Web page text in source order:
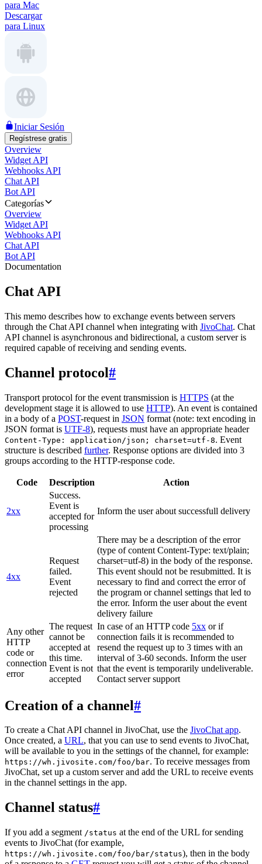
para Mac
Descargar
para Linux
Iniciar Sesión
Regístrese gratis
Overview
Widget API
Webhooks API
Chat API
Bot API
Categorías
Overview
Widget API
Webhooks API
Chat API
Bot API
Documentation
Chat API
This memo describes how to exchange events between servers
through the Chat API channel when integrating with JivoChat. Chat
API channel is asynchronous and bidirectional, a custom server is
required capable of receiving and sending events.
Channel protocol#
Transport protocol for the event transmission is HTTPS (at the
development stage it is allowed to use HTTP). An event is contained
in a body of a POST-request in JSON format (note: text encoding in
JSON format is UTF-8), requests must have an appropriate header
Content-Type: application/json; charset=utf-8. Event
structure is described further. Response options are divided into 3
groups according to the HTTP-response code.
Code Description Action
2xx
Success.
Event is
accepted for
processing
Inform the user about successfull delivery
4xx
Request
failed.
Event
rejected
There may be a description of the error
(type of content Content-Type: text/plain;
charset=utf-8) in the body of the response.
This event should not be resubmitted. It is
necessary to find and correct the error of
the program or channel settings that led to
the error. Inform the user about the event
delivery failure
Any other
HTTP
code or
connection
error
The request
cannot be
accepted at
this time.
Event is not
accepted
In case of an HTTP code 5xx or if
connection fails it is recommended to
resend the request up to 3 times with an
interval of 3-60 seconds. Inform the user
that the event is temporarily undeliverable.
Contact server support
Creation of a channel#
To create a Chat API channel in JivoChat, use the JivoChat app.
Once created, a URL, that you can use to send events to JivoChat,
will be available to you in the settings of the channel, for example:
https://wh.jivosite.com/foo/bar. To receive messages from
JivoChat, set up a custom server and add the URL to receive events
in the channel settings in the app.
Channel status#
If you add a segment /status at the end of the URL for sending
events to JivoChat (for example,
https://wh.jivosite.com/foo/bar/status), then in the body